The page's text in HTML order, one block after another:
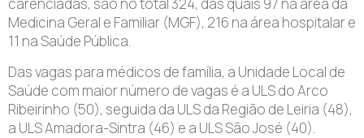
carenciadas, são no total 324, das quais 97 na área da
Medicina Geral e Familiar (MGF), 216 na área hospitalar e
11 na Saúde Pública.
Das vagas para médicos de família, a Unidade Local de
Saúde com maior número de vagas é a ULS do Arco
Ribeirinho (50), seguida da ULS da Região de Leiria (48),
a ULS Amadora-Sintra (46) e a ULS São José (40).